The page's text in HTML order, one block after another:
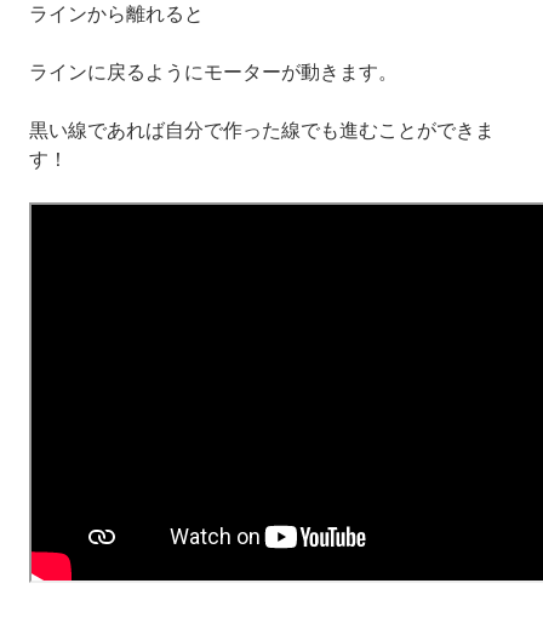
ラインから離れると
ラインに戻るようにモーターが動きます。
黒い線であれば自分で作った線でも進むことができま
す！